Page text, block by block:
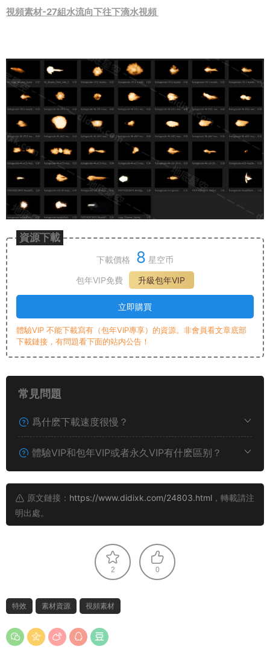
視頻素材-27組水流向下往下滴水視頻
資源下載
下載價格 8 星空币
包年VIP免費
升級包年VIP
立即購買
體驗VIP 不能下載寫有（包年VIP專享）的資源。非會員看文章底部
下載鏈接，有問題看下面的站内公告！
常見問題
爲什麽下載速度很慢？
體驗VIP和包年VIP或者永久VIP有什麽區别？
原文鏈接： https://www.didixk.com/24803.html ，轉載請注
明出處。
2 0
特效 素材資源 視頻素材